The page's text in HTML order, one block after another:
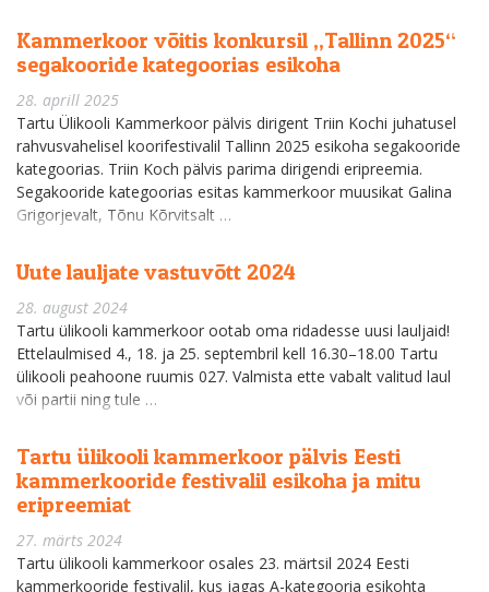
Kammerkoor võitis konkursil „Tallinn 2025“
segakooride kategoorias esikoha
28. aprill 2025
Tartu Ülikooli Kammerkoor pälvis dirigent Triin Kochi juhatusel
rahvusvahelisel koorifestivalil Tallinn 2025 esikoha segakooride
kategoorias. Triin Koch pälvis parima dirigendi eripreemia.
Segakooride kategoorias esitas kammerkoor muusikat Galina
Grigorjevalt, Tõnu Kõrvitsalt …
Uute lauljate vastuvõtt 2024
28. august 2024
Tartu ülikooli kammerkoor ootab oma ridadesse uusi lauljaid!
Ettelaulmised 4., 18. ja 25. septembril kell 16.30–18.00 Tartu
ülikooli peahoone ruumis 027. Valmista ette vabalt valitud laul
või partii ning tule …
Tartu ülikooli kammerkoor pälvis Eesti
kammerkooride festivalil esikoha ja mitu
eripreemiat
27. märts 2024
Tartu ülikooli kammerkoor osales 23. märtsil 2024 Eesti
kammerkooride festivalil, kus jagas A-kategooria esikohta